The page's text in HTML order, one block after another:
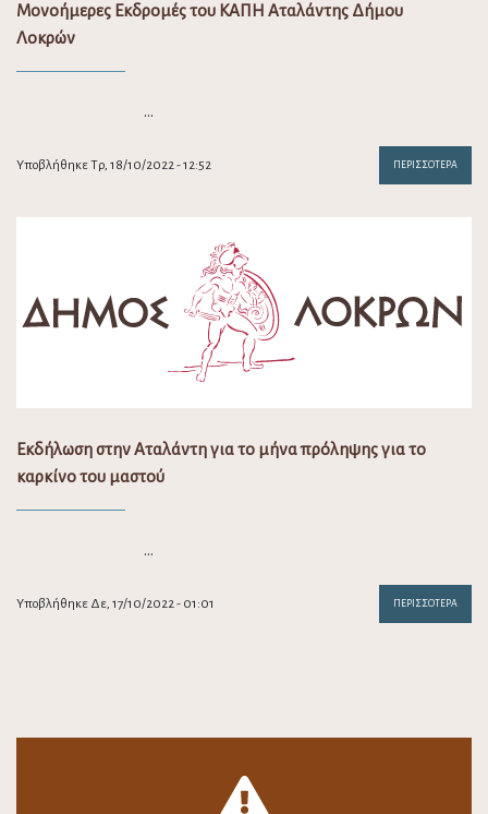
Μονοήμερες Εκδρομές του ΚΑΠΗ Αταλάντης Δήμου
Λοκρών
…
Υποβλήθηκε Τρ, 18/10/2022 - 12:52 ΠΕΡΙΣΣΌΤΕΡΑ
Εκδήλωση στην Αταλάντη για το μήνα πρόληψης για το
καρκίνο του μαστού
…
Υποβλήθηκε Δε, 17/10/2022 - 01:01 ΠΕΡΙΣΣΌΤΕΡΑ